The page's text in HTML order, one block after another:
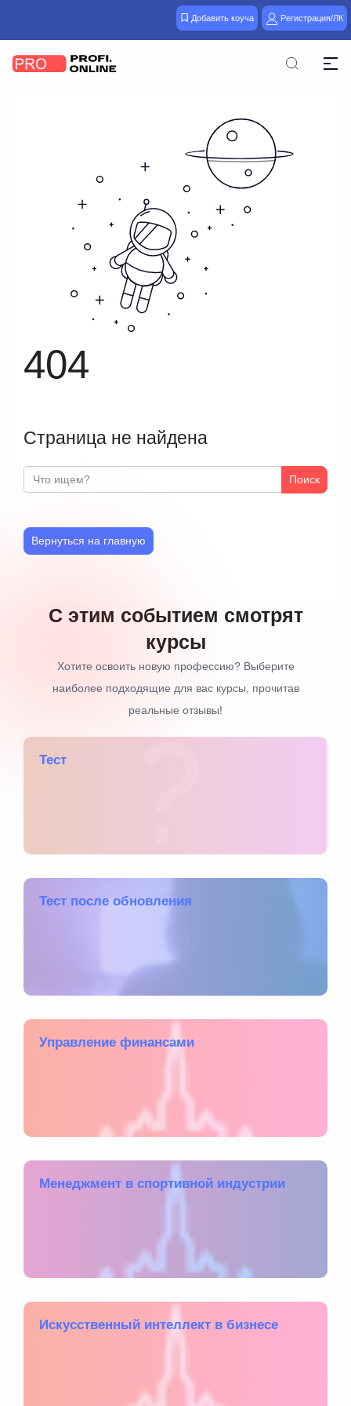
Добавить коуча Регистрация/ЛК
404
Страница не найдена
Поиск
Вернуться на главную
С этим событием смотрят
курсы
Хотите освоить новую профессию? Выберите
наиболее подходящие для вас курсы, прочитав
реальные отзывы!
Тест
Тест после обновления
Управление финансами
Менеджмент в спортивной индустрии
Искусственный интеллект в бизнесе